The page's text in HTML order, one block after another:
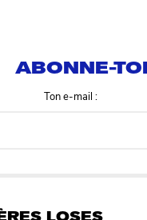
Ton e-mail :